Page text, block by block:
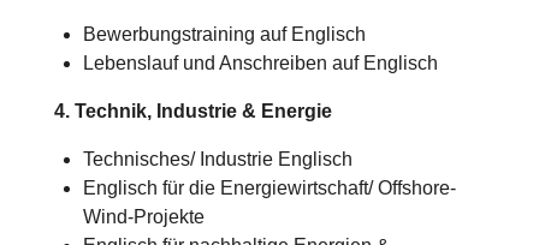
Bewerbungstraining auf Englisch
Lebenslauf und Anschreiben auf Englisch
4. Technik, Industrie & Energie
Technisches/ Industrie Englisch
Englisch für die Energiewirtschaft/ Offshore-
Wind-Projekte